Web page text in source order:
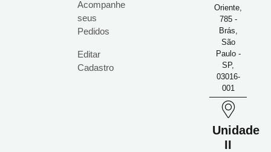
Acompanhe
seus
Pedidos
Editar
Cadastro
Oriente,
785 -
Brás,
São
Paulo -
SP,
03016-
001
Unidade
II